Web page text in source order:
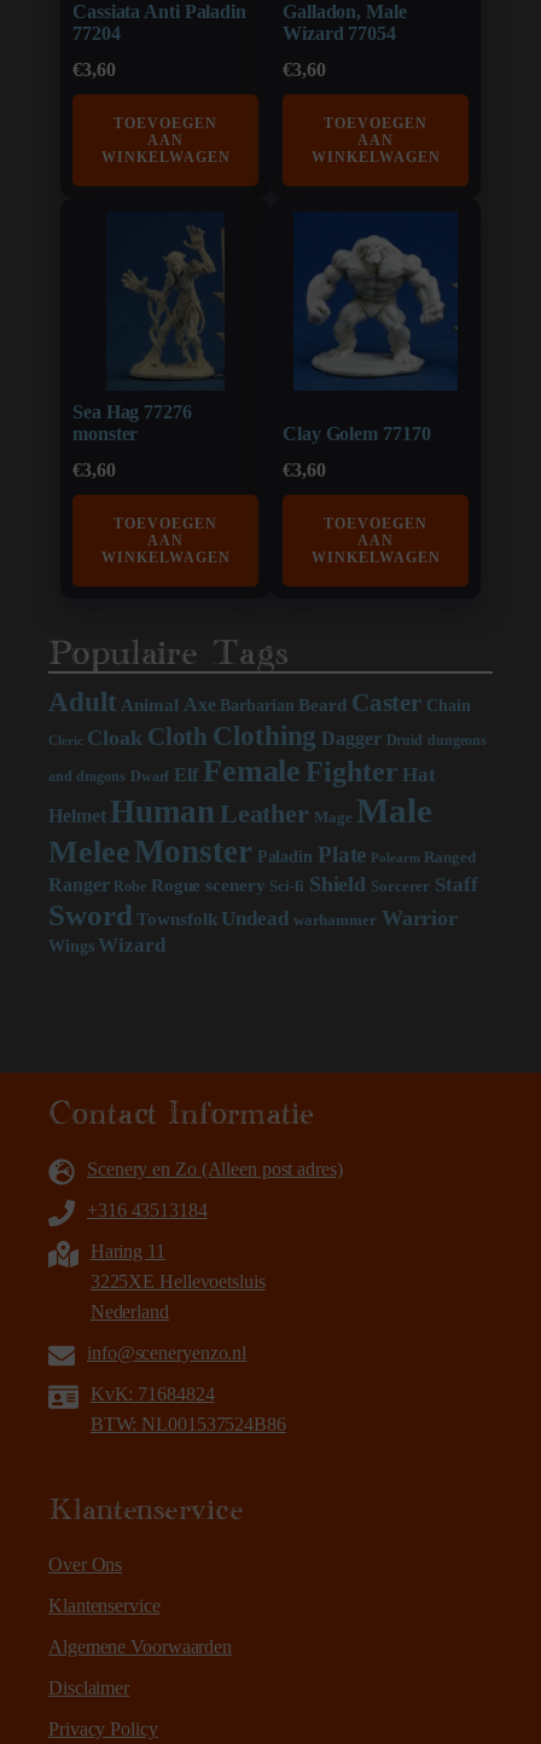
Cassiata Anti Paladin
77204
€3,60
TOEVOEGEN
AAN
WINKELWAGEN
Galladon, Male
Wizard 77054
€3,60
TOEVOEGEN
AAN
WINKELWAGEN
Sea Hag 77276
monster
€3,60
TOEVOEGEN
AAN
WINKELWAGEN
Clay Golem 77170
€3,60
TOEVOEGEN
AAN
WINKELWAGEN
Populaire Tags
Adult Animal Axe Barbarian Beard Caster Chain
Cleric Cloak Cloth Clothing Dagger Druid dungeons
and dragons Dwarf Elf FemaleFighter Hat
Helmet HumanLeather Mage Male
MeleeMonster Paladin Plate Polearm Ranged
Ranger Robe Rogue scenery Sci-fi Shield Sorcerer Staff
Sword Townsfolk Undead warhammer Warrior
Wings Wizard
Contact Informatie
Scenery en Zo (Alleen post adres)
+316 43513184
Haring 11
3225XE Hellevoetsluis
Nederland
info@sceneryenzo.nl
KvK: 71684824
BTW: NL001537524B86
Klantenservice
Over Ons
Klantenservice
Algemene Voorwaarden
Disclaimer
Privacy Policy